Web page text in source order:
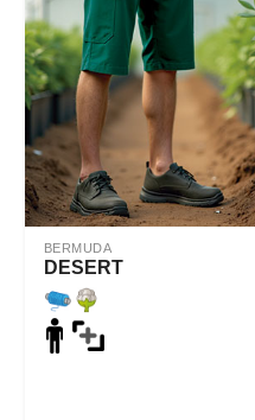
BERMUDA
DESERT